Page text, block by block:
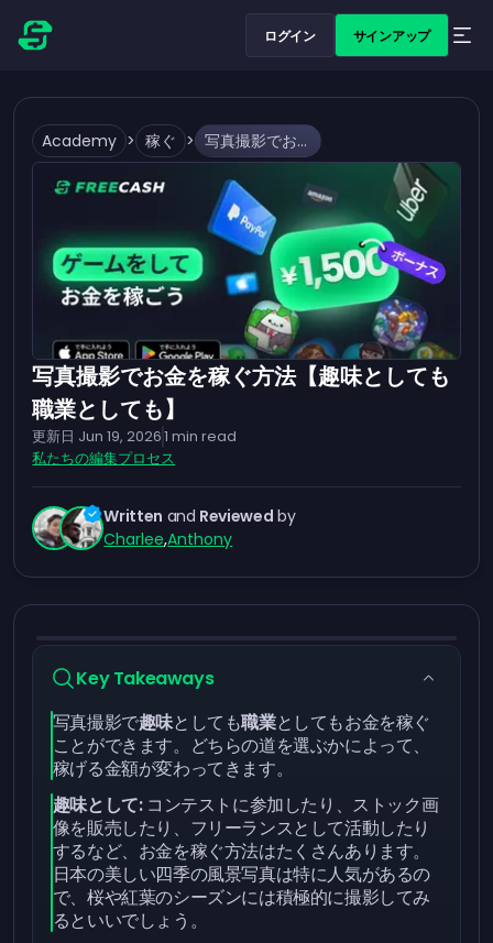
ログイン サインアップ
Academy > 稼ぐ > 写真撮影でお金を稼ぐ方法【趣味としても職業としても】
写真撮影でお金を稼ぐ方法【趣味としても
職業としても】
更新日 Jun 19, 20261 min read
私たちの編集プロセス
Written and Reviewed by
Charlee,Anthony
Key Takeaways
写真撮影で趣味としても職業としてもお金を稼ぐ
ことができます。どちらの道を選ぶかによって、
稼げる金額が変わってきます。
趣味として:コンテストに参加したり、ストック画
像を販売したり、フリーランスとして活動したり
するなど、お金を稼ぐ方法はたくさんあります。
日本の美しい四季の風景写真は特に人気があるの
で、桜や紅葉のシーズンには積極的に撮影してみ
るといいでしょう。